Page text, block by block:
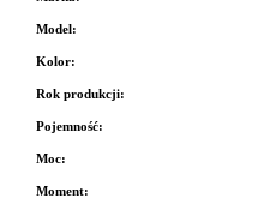
Model:
Kolor:
Rok produkcji:
Pojemność:
Moc:
Moment: